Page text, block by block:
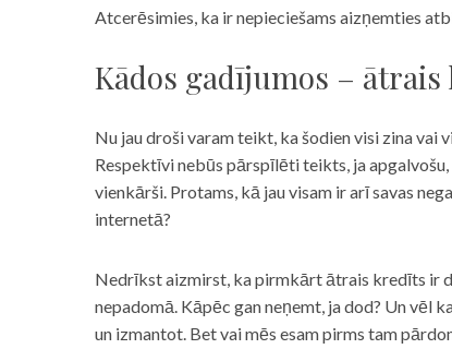
Atcerēsimies, ka ir nepieciešams aizņemties
Kādos gadījumos –
Nu jau droši varam teikt, ka šodien visi zina vai
Respektīvi nebūs pārspīlēti teikts, ja
vienkārši. Protams, kā jau visam ir arī savas
internetā?
Nedrīkst aizmirst, ka pirmkārt ātrais kredīts ir
nepadomā. Kāpēc gan neņemt, ja dod? Un vēl
un izmantot. Bet vai mēs esam pirms tam